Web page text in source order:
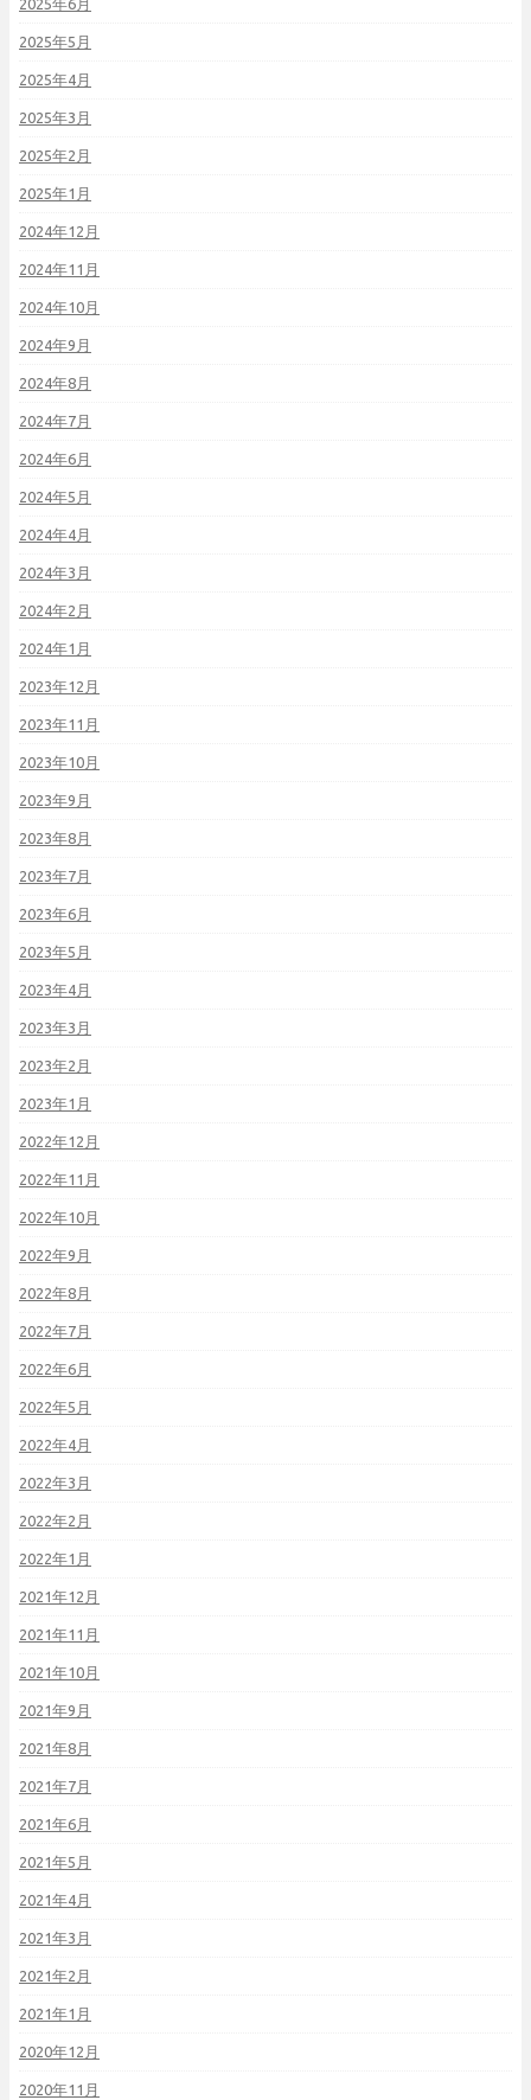
2025年6月
2025年5月
2025年4月
2025年3月
2025年2月
2025年1月
2024年12月
2024年11月
2024年10月
2024年9月
2024年8月
2024年7月
2024年6月
2024年5月
2024年4月
2024年3月
2024年2月
2024年1月
2023年12月
2023年11月
2023年10月
2023年9月
2023年8月
2023年7月
2023年6月
2023年5月
2023年4月
2023年3月
2023年2月
2023年1月
2022年12月
2022年11月
2022年10月
2022年9月
2022年8月
2022年7月
2022年6月
2022年5月
2022年4月
2022年3月
2022年2月
2022年1月
2021年12月
2021年11月
2021年10月
2021年9月
2021年8月
2021年7月
2021年6月
2021年5月
2021年4月
2021年3月
2021年2月
2021年1月
2020年12月
2020年11月